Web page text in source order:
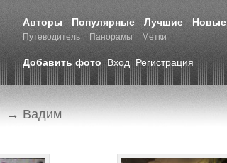
Авторы Популярные Лучшие Новые
Путеводитель Панорамы Метки
Добавить фото Вход Регистрация
→ Вадим